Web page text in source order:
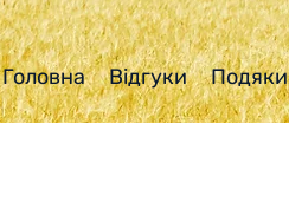
Головна Відгуки Подяки